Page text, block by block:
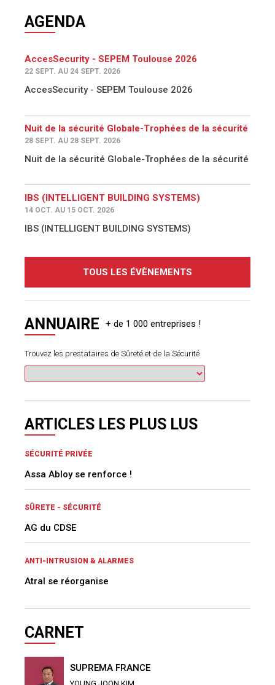
AGENDA
AccesSecurity - SEPEM Toulouse 2026
22 SEPT. AU 24 SEPT. 2026
AccesSecurity - SEPEM Toulouse 2026
Nuit de la sécurité Globale-Trophées de la sécurité
28 SEPT. AU 28 SEPT. 2026
Nuit de la sécurité Globale-Trophées de la sécurité
IBS (INTELLIGENT BUILDING SYSTEMS)
14 OCT. AU 15 OCT. 2026
IBS (INTELLIGENT BUILDING SYSTEMS)
TOUS LES ÉVÈNEMENTS
ANNUAIRE
Trouvez les prestataires de Sûreté et de la Sécurité
ARTICLES LES PLUS LUS
SÉCURITÉ PRIVÉE
Assa Abloy se renforce !
SÛRETE - SÉCURITÉ
AG du CDSE
ANTI-INTRUSION & ALARMES
Atral se réorganise
CARNET
SUPREMA FRANCE